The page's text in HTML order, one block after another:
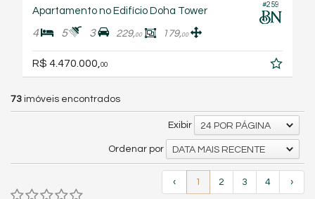
#259
Apartamento no Edifício Doha Tower
4 5 3 229,00 179,00
R$ 4.470.000, 00
73 imóveis encontrados
Exibir 24 POR PÁGINA
Ordenar por DATA MAIS RECENTE
‹ 1 2 3 4 ›